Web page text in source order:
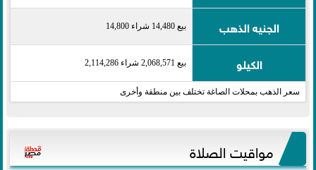
الجنيه الذهب بيع 14,480 شراء 14,800
الكيلو بيع 2,068,571 شراء 2,114,286
سعر الذهب بمحلات الصاغة تختلف بين منطقة وأخرى
مواقيت الصلاة